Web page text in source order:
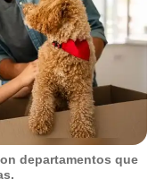
departamentos que